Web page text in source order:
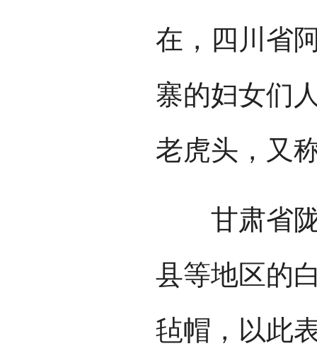
在，四川省
寨的妇女们
老虎头，又
甘肃省陇
县等地区的
毡帽，以此